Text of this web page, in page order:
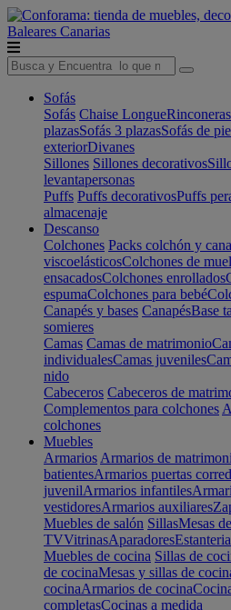
Baleares Canarias
Sofás
Sofás Chaise LongueRinconeras
plazasSofás 3 plazasSofás de
exteriorDivanes
Sillones Sillones decorativos
levantapersonas
Puffs Puffs decorativosPuffs
almacenaje
Descanso
Colchones Packs colchón y
viscoelásticosColchones de
ensacadosColchones enrollados
espumaColchones para bebé
Canapés y bases CanapésBase
somieres
Camas Camas de matrimonio
individualesCamas juveniles
nido
Cabeceros Cabeceros de
Complementos para colchones
colchones
Muebles
Armarios Armarios de
batientesArmarios puertas
juvenilArmarios infantiles
vestidoresArmarios auxiliares
Muebles de salón SillasMesas
TVVitrinasAparadores
Muebles de cocina Sillas de
de cocinaMesas y sillas de
cocinaArmarios de cocina
completasCocinas a medida